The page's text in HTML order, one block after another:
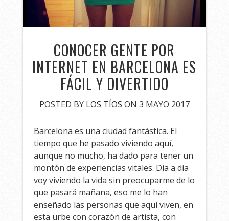
CONOCER GENTE POR
INTERNET EN BARCELONA ES
FÁCIL Y DIVERTIDO
POSTED BY LOS TÍOS ON 3 MAYO 2017
Barcelona es una ciudad fantástica. El
tiempo que he pasado viviendo aquí,
aunque no mucho, ha dado para tener un
montón de experiencias vitales. Día a día
voy viviendo la vida sin preocuparme de lo
que pasará mañana, eso me lo han
enseñado las personas que aquí viven, en
esta urbe con corazón de artista, con